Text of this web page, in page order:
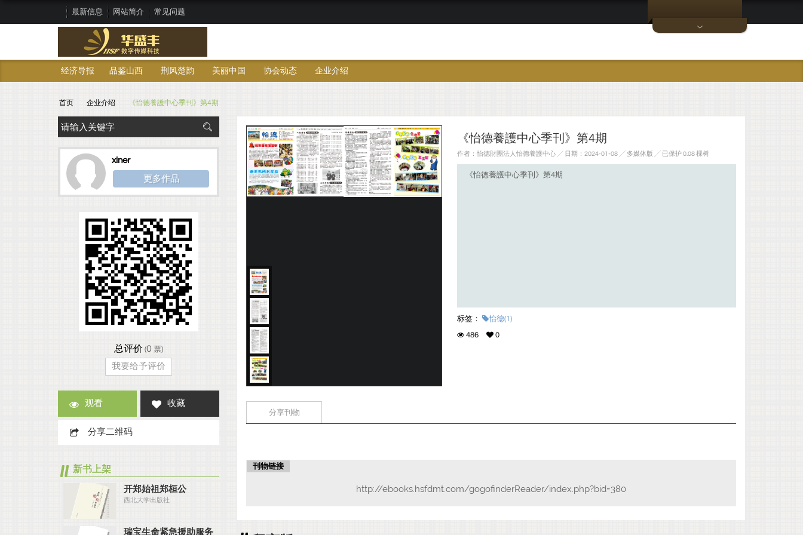
最新信息 网站简介 常见问题
经济导报 品鉴山西 荆风楚韵 美丽中国 协会动态 企业介绍
首页 企业介绍 《怡德養護中心季刊》第4期
《怡德養護中心季刊》第4期
作者：怡德財團法人怡德養護中心 ╱ 日期：2024-01-08 ╱ 多媒体版 ╱ 已保护 0.08 棵树
《怡德養護中心季刊》第4期
标签：
怡德(1)
486
0
分享刊物
刊物链接
http://ebooks.hsfdmt.com/gogofinderReader/index.php?bid=380
xiner
更多作品
总评价 (0 票)
我要给予评价
观看 收藏
分享二维码
新书上架
开郑始祖郑桓公
西北大学出版社
瑞宝生命紧急援助服务